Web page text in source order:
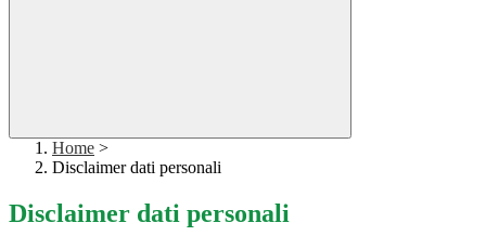
Home >
Disclaimer dati personali
Disclaimer dati personali